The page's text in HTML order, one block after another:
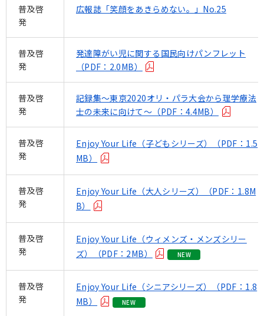
普及啓
発
広報誌「笑顔をあきらめない。」No.25
普及啓
発
発達障がい児に関する国民向けパンフレット
（PDF：2.0MB）
普及啓
発
記録集～東京2020オリ・パラ大会から理学療法
士の未来に向けて～（PDF：4.4MB）
普及啓
発
Enjoy Your Life（子どもシリーズ）（PDF：1.5
MB）
普及啓
発
Enjoy Your Life（大人シリーズ）（PDF：1.8M
B）
普及啓
発
Enjoy Your Life（ウィメンズ・メンズシリー
ズ）（PDF：2MB）
NEW
普及啓
発
Enjoy Your Life（シニアシリーズ）（PDF：1.8
MB）
NEW